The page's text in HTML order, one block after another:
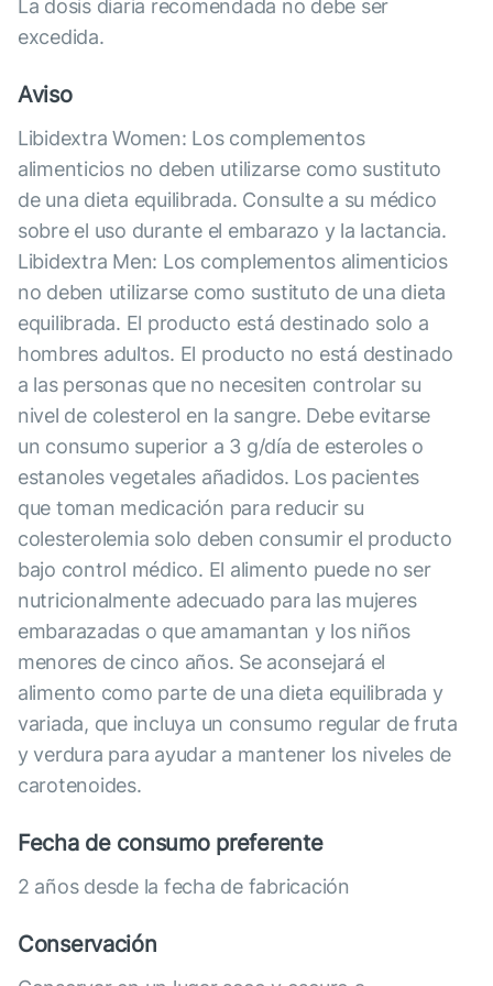
La dosis diaria recomendada no debe ser
excedida.
Aviso
Libidextra Women: Los complementos
alimenticios no deben utilizarse como sustituto
de una dieta equilibrada. Consulte a su médico
sobre el uso durante el embarazo y la lactancia.
Libidextra Men: Los complementos alimenticios
no deben utilizarse como sustituto de una dieta
equilibrada. El producto está destinado solo a
hombres adultos. El producto no está destinado
a las personas que no necesiten controlar su
nivel de colesterol en la sangre. Debe evitarse
un consumo superior a 3 g/día de esteroles o
estanoles vegetales añadidos. Los pacientes
que toman medicación para reducir su
colesterolemia solo deben consumir el producto
bajo control médico. El alimento puede no ser
nutricionalmente adecuado para las mujeres
embarazadas o que amamantan y los niños
menores de cinco años. Se aconsejará el
alimento como parte de una dieta equilibrada y
variada, que incluya un consumo regular de fruta
y verdura para ayudar a mantener los niveles de
carotenoides.
Fecha de consumo preferente
2 años desde la fecha de fabricación
Conservación